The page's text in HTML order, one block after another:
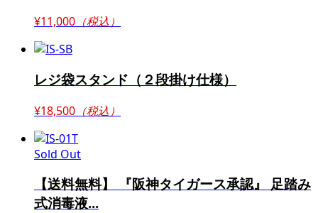
¥11,000 （税込）
レジ袋スタンド（２段掛け仕様）
¥18,500 （税込）
Sold Out
【送料無料】 『阪神タイガース承認』 足踏み
式消毒液...